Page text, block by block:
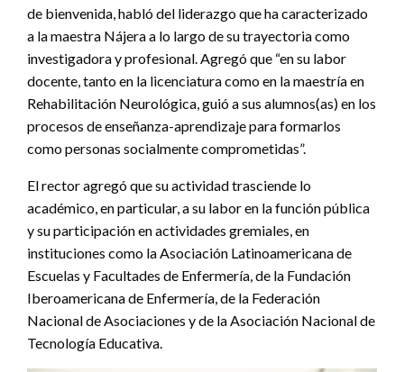
de bienvenida, habló del liderazgo que ha caracterizado
a la maestra Nájera a lo largo de su trayectoria como
investigadora y profesional. Agregó que “en su labor
docente, tanto en la licenciatura como en la maestría en
Rehabilitación Neurológica, guió a sus alumnos(as) en los
procesos de enseñanza-aprendizaje para formarlos
como personas socialmente comprometidas”.
El rector agregó que su actividad trasciende lo
académico, en particular, a su labor en la función pública
y su participación en actividades gremiales, en
instituciones como la Asociación Latinoamericana de
Escuelas y Facultades de Enfermería, de la Fundación
Iberoamericana de Enfermería, de la Federación
Nacional de Asociaciones y de la Asociación Nacional de
Tecnología Educativa.